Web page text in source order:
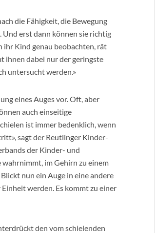
die Fähigkeit, die Bewegung
Und erst dann können sie richtig
ihr Kind genau beobachten, rät
ihnen dabei nur der geringste
untersucht werden.»
eines Auges vor. Oft, aber
auch einseitige
ist immer bedenklich, wenn
sagt der Reutlinger Kinder-
der Kinder- und
wahrnimmt, im Gehirn zu einem
nun ein Auge in eine andere
werden. Es kommt zu einer
den vom schielenden